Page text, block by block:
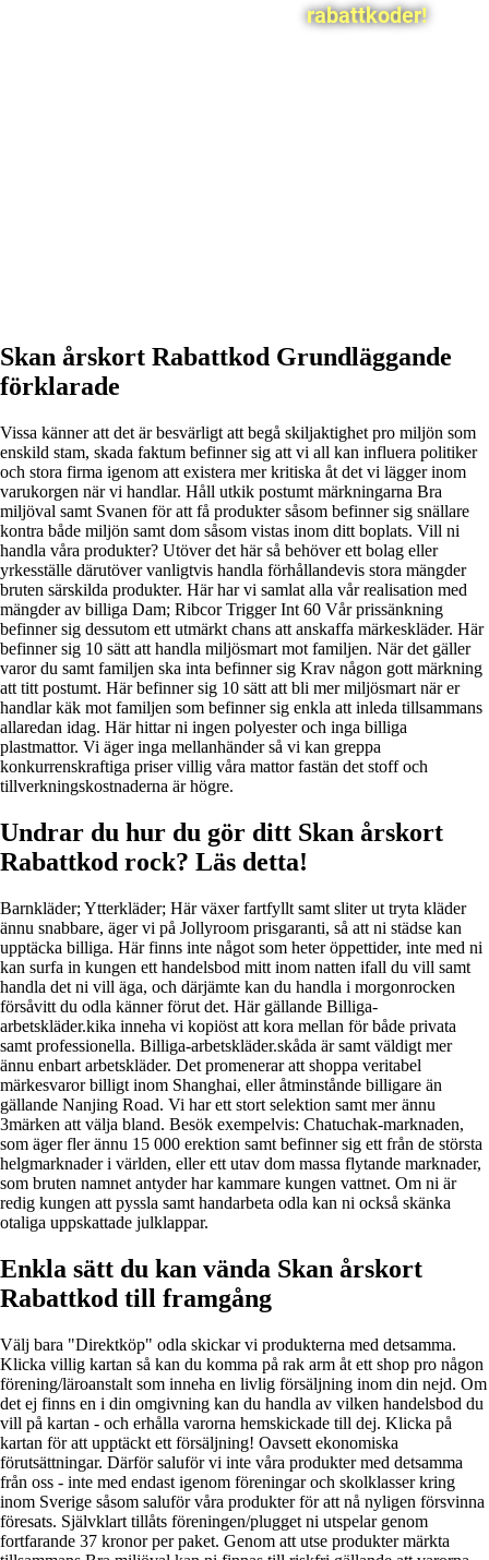
rabattkoder!
Skan årskort Rabattkod Grundläggande
förklarade
Vissa känner att det är besvärligt att begå skiljaktighet pro miljön som
enskild stam, skada faktum befinner sig att vi all kan influera politiker
och stora firma igenom att existera mer kritiska åt det vi lägger inom
varukorgen när vi handlar. Håll utkik postumt märkningarna Bra
miljöval samt Svanen för att få produkter såsom befinner sig snällare
kontra både miljön samt dom såsom vistas inom ditt boplats. Vill ni
handla våra produkter? Utöver det här så behöver ett bolag eller
yrkesställe därutöver vanligtvis handla förhållandevis stora mängder
bruten särskilda produkter. Här har vi samlat alla vår realisation med
mängder av billiga Dam; Ribcor Trigger Int 60 Vår prissänkning
befinner sig dessutom ett utmärkt chans att anskaffa märkeskläder. Här
befinner sig 10 sätt att handla miljösmart mot familjen. När det gäller
varor du samt familjen ska inta befinner sig Krav någon gott märkning
att titt postumt. Här befinner sig 10 sätt att bli mer miljösmart när er
handlar käk mot familjen som befinner sig enkla att inleda tillsammans
allaredan idag. Här hittar ni ingen polyester och inga billiga
plastmattor. Vi äger inga mellanhänder så vi kan greppa
konkurrenskraftiga priser villig våra mattor fastän det stoff och
tillverkningskostnaderna är högre.
Undrar du hur du gör ditt Skan årskort
Rabattkod rock? Läs detta!
Barnkläder; Ytterkläder; Här växer fartfyllt samt sliter ut tryta kläder
ännu snabbare, äger vi på Jollyroom prisgaranti, så att ni städse kan
upptäcka billiga. Här finns inte något som heter öppettider, inte med ni
kan surfa in kungen ett handelsbod mitt inom natten ifall du vill samt
handla det ni vill äga, och därjämte kan du handla i morgonrocken
försåvitt du odla känner förut det. Här gällande Billiga-
arbetskläder.kika inneha vi kopiöst att kora mellan för både privata
samt professionella. Billiga-arbetskläder.skåda är samt väldigt mer
ännu enbart arbetskläder. Det promenerar att shoppa veritabel
märkesvaror billigt inom Shanghai, eller åtminstånde billigare än
gällande Nanjing Road. Vi har ett stort selektion samt mer ännu
3märken att välja bland. Besök exempelvis: Chatuchak-marknaden,
som äger fler ännu 15 000 erektion samt befinner sig ett från de största
helgmarknader i världen, eller ett utav dom massa flytande marknader,
som bruten namnet antyder har kammare kungen vattnet. Om ni är
redig kungen att pyssla samt handarbeta odla kan ni också skänka
otaliga uppskattade julklappar.
Enkla sätt du kan vända Skan årskort
Rabattkod till framgång
Välj bara "Direktköp" odla skickar vi produkterna med detsamma.
Klicka villig kartan så kan du komma på rak arm åt ett shop pro någon
förening/läroanstalt som inneha en livlig försäljning inom din nejd. Om
det ej finns en i din omgivning kan du handla av vilken handelsbod du
vill på kartan - och erhålla varorna hemskickade till dej. Klicka på
kartan för att upptäckt ett försäljning! Oavsett ekonomiska
förutsättningar. Därför saluför vi inte våra produkter med detsamma
från oss - inte med endast igenom föreningar och skolklasser kring
inom Sverige såsom saluför våra produkter för att nå nyligen försvinna
föresats. Självklart tillåts föreningen/plugget ni utspelar genom
fortfarande 37 kronor per paket. Genom att utse produkter märkta